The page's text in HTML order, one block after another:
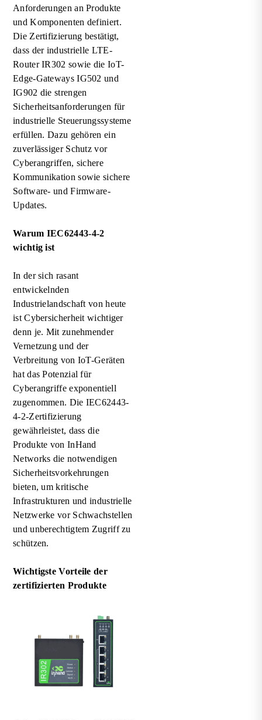
Anforderungen an Produkte
und Komponenten definiert.
Die Zertifizierung bestätigt,
dass der industrielle LTE-
Router IR302 sowie die IoT-
Edge-Gateways IG502 und
IG902 die strengen
Sicherheitsanforderungen für
industrielle Steuerungssysteme
erfüllen. Dazu gehören ein
zuverlässiger Schutz vor
Cyberangriffen, sichere
Kommunikation sowie sichere
Software- und Firmware-
Updates.
Warum IEC62443-4-2
wichtig ist
In der sich rasant
entwickelnden
Industrielandschaft von heute
ist Cybersicherheit wichtiger
denn je. Mit zunehmender
Vernetzung und der
Verbreitung von IoT-Geräten
hat das Potenzial für
Cyberangriffe exponentiell
zugenommen. Die IEC62443-
4-2-Zertifizierung
gewährleistet, dass die
Produkte von InHand
Networks die notwendigen
Sicherheitsvorkehrungen
bieten, um kritische
Infrastrukturen und industrielle
Netzwerke vor Schwachstellen
und unberechtigtem Zugriff zu
schützen.
Wichtigste Vorteile der
zertifizierten Produkte